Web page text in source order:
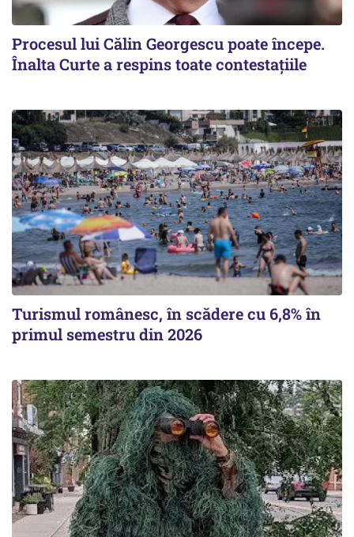
Procesul lui Călin Georgescu poate începe.
Înalta Curte a respins toate contestațiile
Turismul românesc, în scădere cu 6,8% în
primul semestru din 2026